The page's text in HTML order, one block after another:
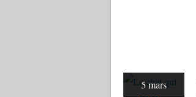
5 mars